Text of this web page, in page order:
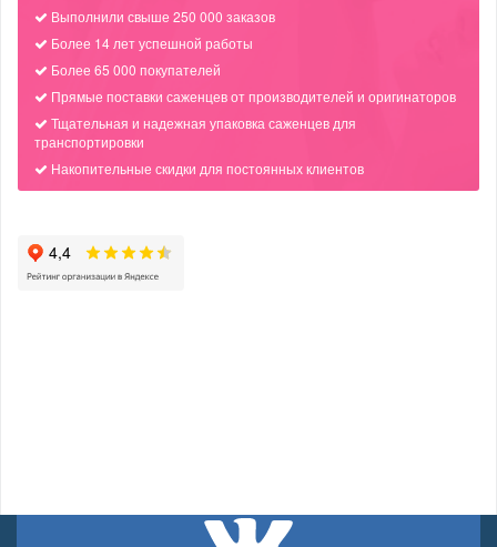
Выполнили свыше 250 000 заказов
Более 14 лет успешной работы
Более 65 000 покупателей
Прямые поставки саженцев от производителей и оригинаторов
Тщательная и надежная упаковка саженцев для
транспортировки
Накопительные скидки для постоянных клиентов